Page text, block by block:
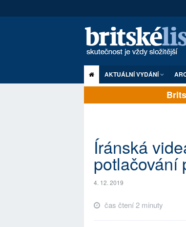
AKTUÁLNÍ VYDÁNÍ
Íránská
potlačování
4. 12. 2019
čas čtení 2 minuty